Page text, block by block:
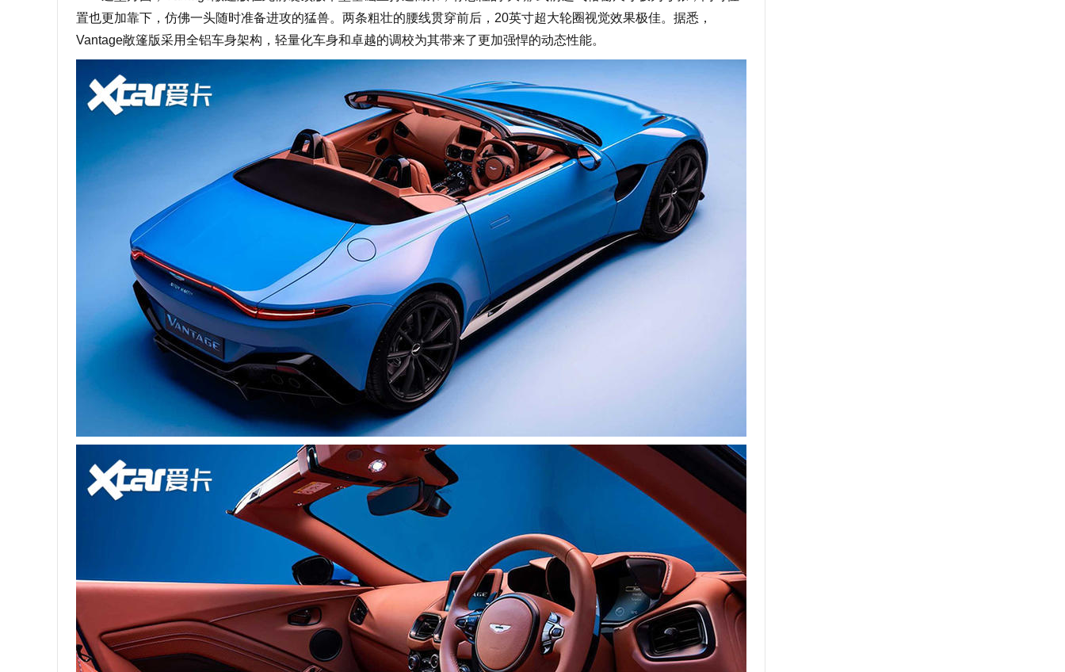
置也更加靠下，仿佛一头随时准备进攻的猛兽。两条粗壮的腰线贯穿前后，20英寸超大轮圈视觉效果极佳。据悉，
Vantage敞篷版采用全铝车身架构，轻量化车身和卓越的调校为其带来了更加强悍的动态性能。